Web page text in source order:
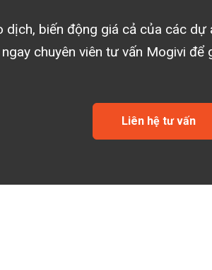
dịch, biến động giá cả của các dự
chuyên viên tư vấn Mogivi để
Liên hệ tư vấn